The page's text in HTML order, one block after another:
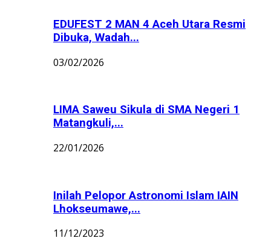
EDUFEST 2 MAN 4 Aceh Utara Resmi
Dibuka, Wadah...
03/02/2026
LIMA Saweu Sikula di SMA Negeri 1
Matangkuli,...
22/01/2026
Inilah Pelopor Astronomi Islam IAIN
Lhokseumawe,...
11/12/2023